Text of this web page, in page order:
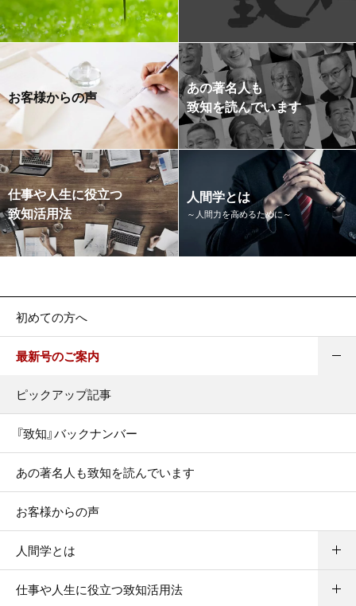
お客様からの声
あの著名人も
致知を読んでいます
仕事や人生に役立つ
致知活用法
人間学とは
～人間力を高めるために～
初めての方へ
最新号のご案内
ピックアップ記事
『致知』バックナンバー
あの著名人も致知を読んでいます
お客様からの声
人間学とは
仕事や人生に役立つ致知活用法